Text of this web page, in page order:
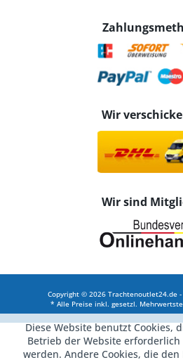
Wir
Wir sind
Copyright © 2026 Trachtenoutlet24.de
* Alle Preise inkl. gesetzl.
Diese Website benutzt Cookies,
Betrieb der Website
werden. Andere Cookies, die